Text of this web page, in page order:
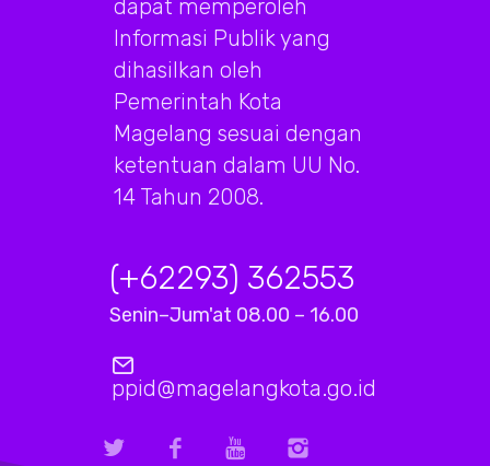
dapat memperoleh
Informasi Publik yang
dihasilkan oleh
Pemerintah Kota
Magelang sesuai dengan
ketentuan dalam UU No.
14 Tahun 2008.
(+62293) 362553
Senin–Jum'at 08.00 – 16.00
ppid@magelangkota.go.id